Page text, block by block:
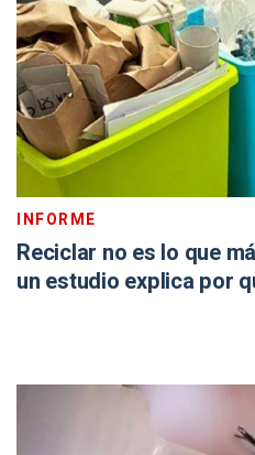
INFORME
Reciclar no es lo que
un estudio explica por